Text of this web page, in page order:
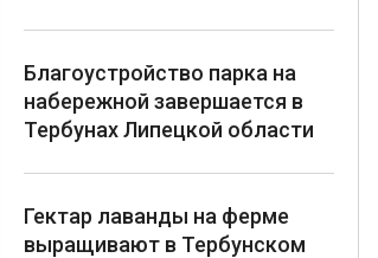
Благоустройство парка на
набережной завершается в
Тербунах Липецкой области
Гектар лаванды на ферме
выращивают в Тербунском